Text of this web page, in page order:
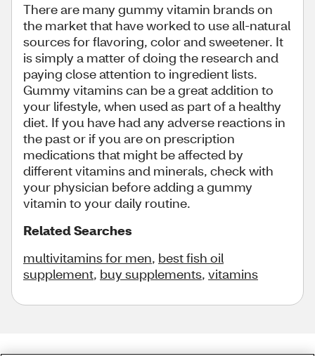
There are many gummy vitamin brands on
the market that have worked to use all-natural
sources for flavoring, color and sweetener. It
is simply a matter of doing the research and
paying close attention to ingredient lists.
Gummy vitamins can be a great addition to
your lifestyle, when used as part of a healthy
diet. If you have had any adverse reactions in
the past or if you are on prescription
medications that might be affected by
different vitamins and minerals, check with
your physician before adding a gummy
vitamin to your daily routine.
Related Searches
multivitamins for men, best fish oil
supplement, buy supplements, vitamins